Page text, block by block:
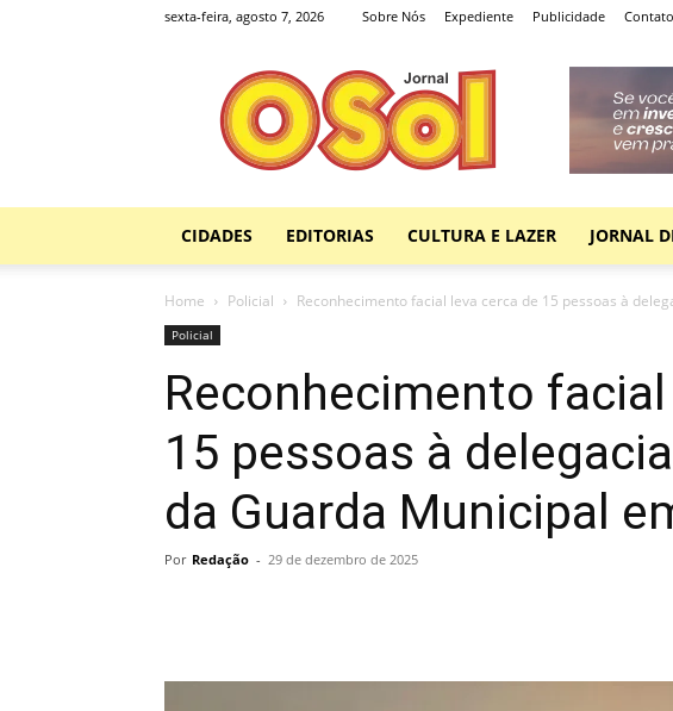
sexta-feira, agosto 7, 2026 Sobre Nós Expediente Publicidade Contato
Jornal
O
Sol
CIDADES EDITORIAS CULTURA E LAZER JORNAL
Home Policial Reconhecimento facial leva cerca de 15 pessoas à
Policial
Reconhecimento
15 pessoas à
da Guarda Municipal
Por Redação - 29 de dezembro de 2025